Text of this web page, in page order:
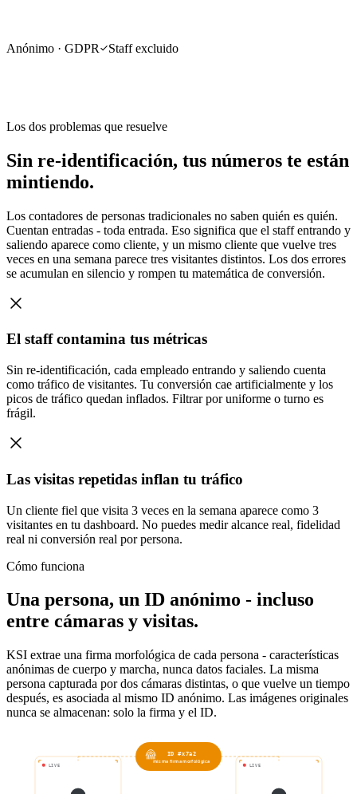
Anónimo · GDPR Staff excluido
Los dos problemas que resuelve
Sin re-identificación, tus números te están
mintiendo.
Los contadores de personas tradicionales no saben quién es quién.
Cuentan entradas - toda entrada. Eso significa que el staff entrando y
saliendo aparece como cliente, y un mismo cliente que vuelve tres
veces en una semana parece tres visitantes distintos. Los dos errores
se acumulan en silencio y rompen tu matemática de conversión.
El staff contamina tus métricas
Sin re-identificación, cada empleado entrando y saliendo cuenta
como tráfico de visitantes. Tu conversión cae artificialmente y los
picos de tráfico quedan inflados. Filtrar por uniforme o turno es
frágil.
Las visitas repetidas inflan tu tráfico
Un cliente fiel que visita 3 veces en la semana aparece como 3
visitantes en tu dashboard. No puedes medir alcance real, fidelidad
real ni conversión real por persona.
Cómo funciona
Una persona, un ID anónimo - incluso
entre cámaras y visitas.
KSI extrae una firma morfológica de cada persona - características
anónimas de cuerpo y marcha, nunca datos faciales. La misma
persona capturada por dos cámaras distintas, o que vuelve un tiempo
después, es asociada al mismo ID anónimo. Las imágenes originales
nunca se almacenan: solo la firma y el ID.
LIVE LIVE
ID #x7a2
misma firma morfológica